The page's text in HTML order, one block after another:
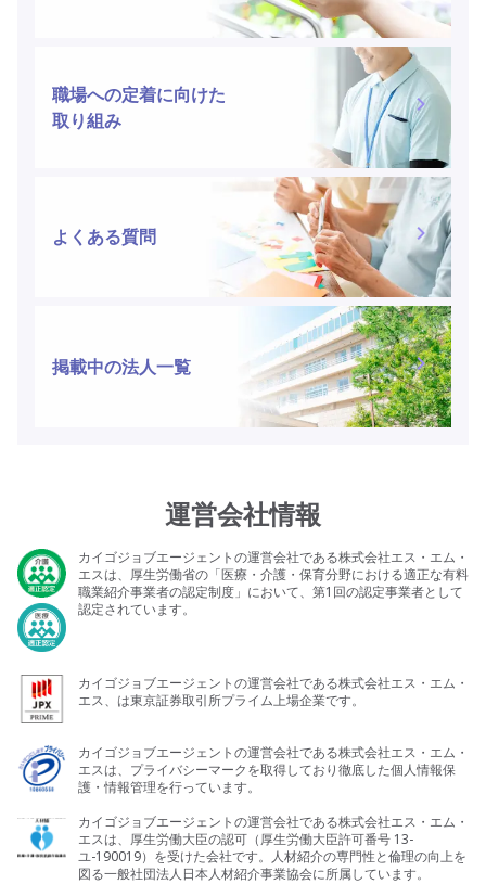
職場への定着に向けた
取り組み
よくある質問
掲載中の法人一覧
運営会社情報
カイゴジョブエージェントの運営会社である株式会社エス・エム・
エスは、厚生労働省の「医療・介護・保育分野における適正な有料
職業紹介事業者の認定制度」において、第1回の認定事業者として
認定されています。
カイゴジョブエージェントの運営会社である株式会社エス・エム・
エス、は東京証券取引所プライム上場企業です。
カイゴジョブエージェントの運営会社である株式会社エス・エム・
エスは、プライバシーマークを取得しており徹底した個人情報保
護・情報管理を行っています。
カイゴジョブエージェントの運営会社である株式会社エス・エム・
エスは、厚生労働大臣の認可（厚生労働大臣許可番号 13-
ユ-190019）を受けた会社です。人材紹介の専門性と倫理の向上を
図る一般社団法人日本人材紹介事業協会に所属しています。